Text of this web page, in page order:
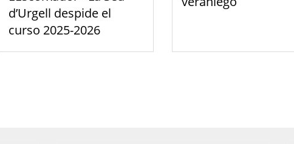
d’Urgell despide el
curso 2025-2026